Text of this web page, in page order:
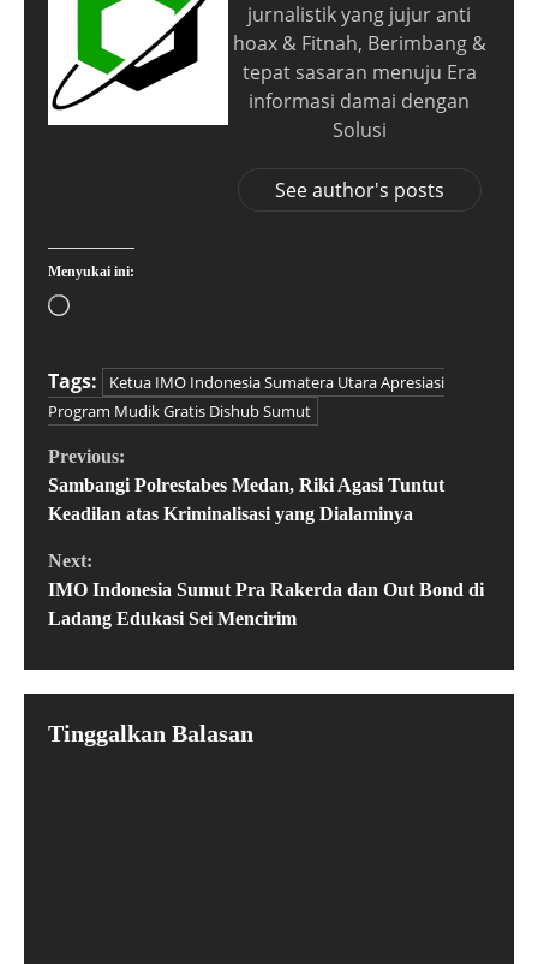
jurnalistik yang jujur anti
hoax & Fitnah, Berimbang &
tepat sasaran menuju Era
informasi damai dengan
Solusi
See author's posts
Menyukai ini:
Tags:
Ketua IMO Indonesia Sumatera Utara Apresiasi
Program Mudik Gratis Dishub Sumut
Previous:
Sambangi Polrestabes Medan, Riki Agasi Tuntut
Keadilan atas Kriminalisasi yang Dialaminya
Next:
IMO Indonesia Sumut Pra Rakerda dan Out Bond di
Ladang Edukasi Sei Mencirim
Tinggalkan Balasan